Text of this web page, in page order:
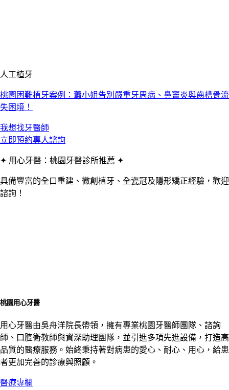
人工植牙
桃園困難植牙案例：蕭小姐告別嚴重牙周病、鼻竇炎與齒槽骨流
失困境！
我想找牙醫師
立即預約專人諮詢
✦ 用心牙醫：桃園牙醫診所推薦 ✦
具備豐富的全口重建、微創植牙、全瓷冠及隱形矯正經驗，歡迎
諮詢！
桃園用心牙醫
用心牙醫由吳舟洋院長帶領，擁有專業桃園牙醫師團隊、諮詢
師、口腔衛教師與資深助理團隊，並引進多項先進設備，打造高
品質的醫療服務。始終秉持著對病患的愛心、耐心、用心，給患
者更加完善的診療與照顧。
醫療專欄